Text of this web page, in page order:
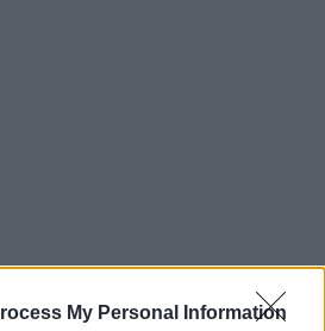
My Personal Information